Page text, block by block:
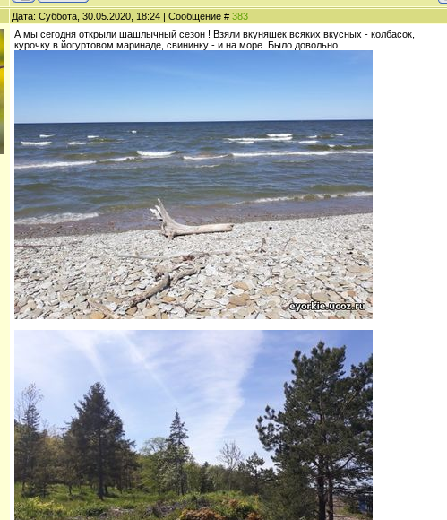
Дата: Суббота, 30.05.2020, 18:24 | Сообщение # 383
А мы сегодня открыли шашлычный сезон ! Взяли вкуняшек всяких вкусных - колбасок,
курочку в йогуртовом маринаде, свининку - и на море. Было довольно